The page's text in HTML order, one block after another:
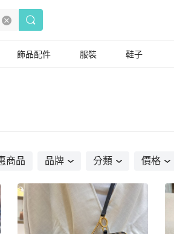
飾品配件 服裝 鞋子
商品 品牌 分類 價格